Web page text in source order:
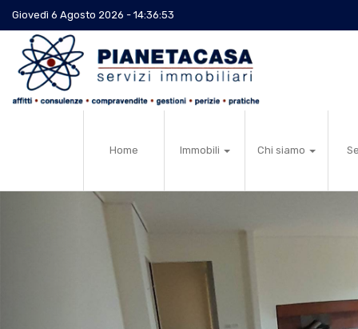
Giovedì 6 Agosto 2026 - 14:36:53
Home Immobili Chi siamo